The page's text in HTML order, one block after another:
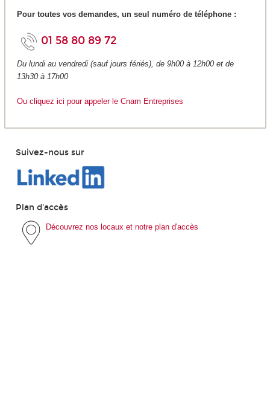
Pour toutes vos demandes, un seul numéro de téléphone :
01 58 80 89 72
Du lundi au vendredi (sauf jours fériés), de 9h00 à 12h00 et de
13h30 à 17h00
Ou cliquez ici pour appeler le Cnam Entreprises
Suivez-nous sur
Plan d'accès
Découvrez nos locaux et notre plan d'accès